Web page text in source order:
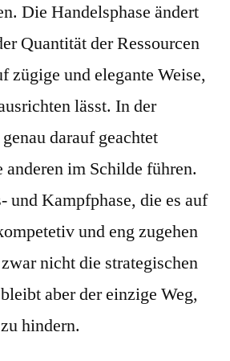
Die Handelsphase ändert
Quantität der Ressourcen
zügige und elegante Weise,
lässt. In der
darauf geachtet
anderen im Schilde führen.
und Kampfphase, die es auf
und eng zugehen
nicht die strategischen
aber der einzige Weg,
hindern.